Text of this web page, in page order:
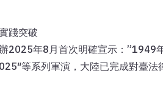
踐突破
2025年8月首次明確宣示：”1949
等系列軍演，大陸已完成對臺法